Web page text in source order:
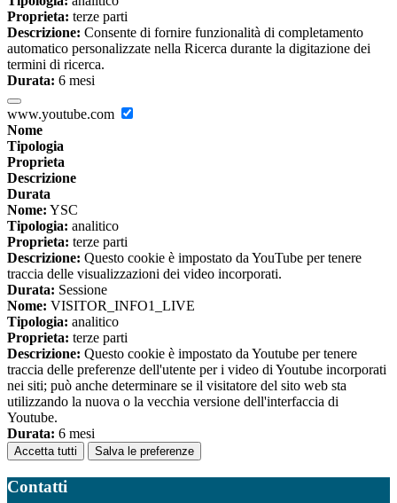
Proprieta: terze parti
Descrizione: Consente di fornire funzionalità di completamento
automatico personalizzate nella Ricerca durante la digitazione dei
termini di ricerca.
Durata: 6 mesi
www.youtube.com
Nome
Tipologia
Proprieta
Descrizione
Durata
Nome: YSC
Tipologia: analitico
Proprieta: terze parti
Descrizione: Questo cookie è impostato da YouTube per tenere
traccia delle visualizzazioni dei video incorporati.
Durata: Sessione
Nome: VISITOR_INFO1_LIVE
Tipologia: analitico
Proprieta: terze parti
Descrizione: Questo cookie è impostato da Youtube per tenere
traccia delle preferenze dell'utente per i video di Youtube incorporati
nei siti; può anche determinare se il visitatore del sito web sta
utilizzando la nuova o la vecchia versione dell'interfaccia di
Youtube.
Durata: 6 mesi
Accetta tutti Salva le preferenze
Contatti